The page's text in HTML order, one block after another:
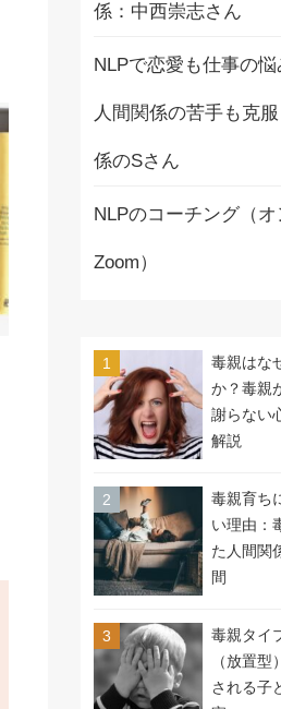
係：中西崇志さん
NLPで恋愛も仕事の悩
人間関係の苦手も克
係のSさん
NLPのコーチング（
Zoom）
毒親はな
か？毒親
謝らない
解説
毒親育ち
い理由：
た人間関
間
毒親タイ
（放置型
される子